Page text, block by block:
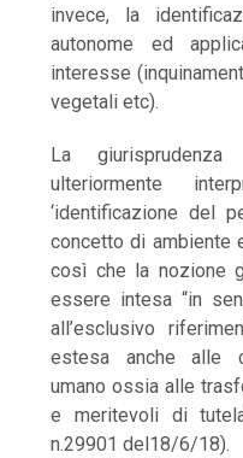
invece, la
autonome ed
interesse
vegetali etc).
La
ulteriormente
‘identificazione del
concetto di ambiente
così che la nozione
essere intesa “in
all’esclusivo
estesa anche alle
umano ossia alle
e meritevoli di
n.29901 del18/6/18).